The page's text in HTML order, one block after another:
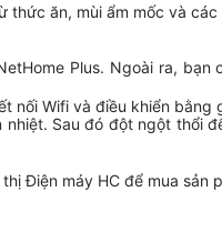
ăn, mùi ẩm mốc và
Plus. Ngoài ra,
Sau đó đột ngột
Điện máy HC để mua